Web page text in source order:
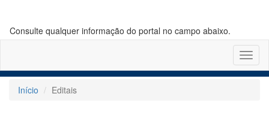
Consulte qualquer informação do portal no campo abaixo.
Início
Editais